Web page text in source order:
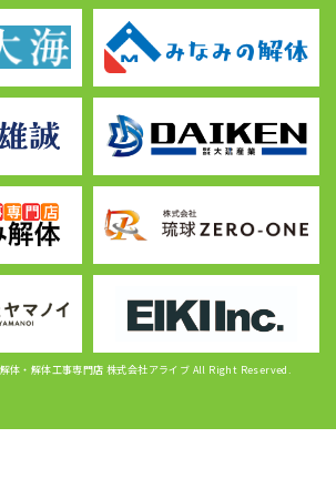
体・解体工事専門店 株式会社アライブ All Right Reserved.